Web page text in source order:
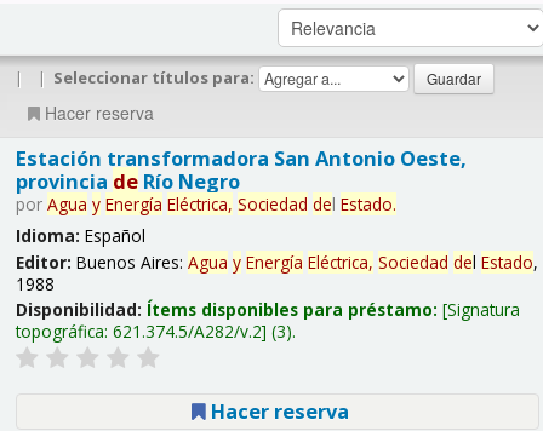
| | Seleccionar títulos para:
Hacer reserva
Estación transformadora San Antonio Oeste,
provincia deRío Negro
por Agua y Energía Eléctrica, Sociedad del Estado.
Idioma: Español
Editor: Buenos Aires: Agua y Energía Eléctrica, Sociedad del Estado,
1988
Disponibilidad: Ítems disponibles para préstamo: Signatura
topográfica: 621.374.5/A282/v.2 (3).
Hacer reserva